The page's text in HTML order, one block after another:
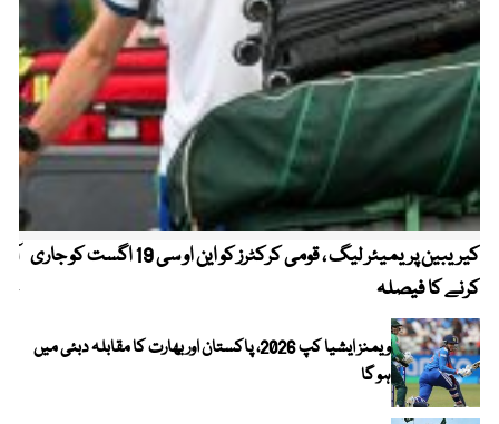
کیریبین پریمیئر لیگ ، قومی کرکٹرز کو این او سی 19 اگست کو جاری
کرنے کا فیصلہ
ویمنز ایشیا کپ 2026، پاکستان اور بھارت کا مقابلہ دبئی میں
ہو گا